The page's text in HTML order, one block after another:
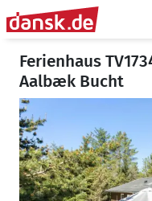
Ferienhaus
Aalbæk Bucht